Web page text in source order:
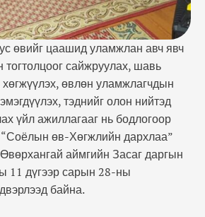
өвийг цаашид уламжлан авч явч
тогтолцоог сайжруулах, шавь
өвлөн уламжлагчдын
тэднийг олон нийтэд
үйл ажиллагааг нь бодлогоор
өв-Хөгжлийн дархлаа”
аймгийн Засаг даргын
11 дүгээр сарын 28-ны
байна.